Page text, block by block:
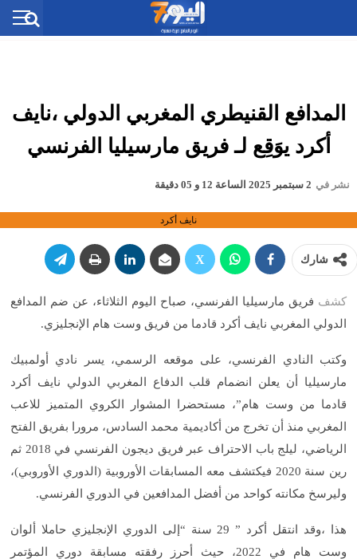
المدافع القنيطري المغربي الدولي ،نايف
أكرد يوَقِع لـ فريق مارسيليا الفرنسي
نشر في 2 سبتمبر 2025 الساعة 12 و 05 دقيقة
نايف أكرد
شارك
كشف فريق مارسيليا الفرنسي، صباح اليوم الثلاثاء، عن ضم المدافع
الدولي المغربي نايف أكرد قادما من فريق وست هام الإنجليزي.
وكتب النادي الفرنسي، على موقعه الرسمي، يسر نادي أولمبيك
مارسيليا أن يعلن انضمام قلب الدفاع المغربي الدولي نايف أكرد
قادما من وست هام”، مستحضرا المشوار الكروي المتميز للاعب
المغربي منذ أن تخرج من أكاديمية محمد السادس، مرورا بفريق الفتح
الرياضي، ليلج باب الاحتراف عبر فريق ديجون الفرنسي في 2018 ثم
رين سنة 2020 فيكتشف معه المسابقات الأوروبية (الدوري الأوروبي)،
وليرسخ مكانته كواحد من أفضل المدافعين في الدوري الفرنسي.
هذا ،وقد انتقل أكرد ” 29 سنة “إلى الدوري الإنجليزي حاملا ألوان
وست هام في 2022، حيث أحرز رفقته مسابقة دوري المؤتمر